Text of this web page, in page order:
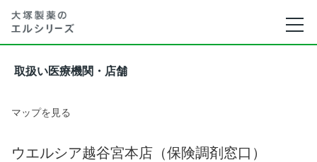
取扱い医療機関・店舗
マップを見る
ウエルシア越谷宮本店（保険調剤窓口）